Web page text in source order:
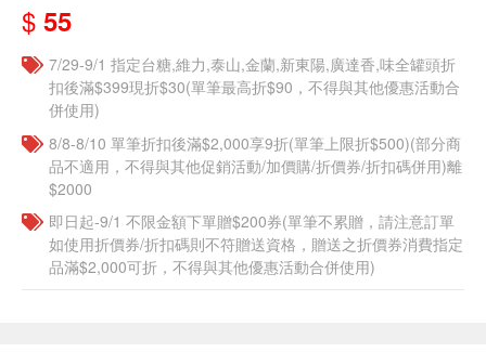
$ 55
7/29-9/1 指定台糖,維力,泰山,金蘭,新東陽,廣達香,味全罐頭折
扣後滿$399現折$30(單筆最高折$90，不得與其他優惠活動合
併使用)
8/8-8/10 單筆折扣後滿$2,000享9折(單筆上限折$500)(部分商
品不適用，不得與其他促銷活動/加價購/折價券/折扣碼併用)離
$2000
即日起-9/1 不限金額下單贈$200券(單筆不累贈，請注意訂單
如使用折價券/折扣碼則不符贈送資格，贈送之折價券消費指定
品滿$2,000可折，不得與其他優惠活動合併使用)